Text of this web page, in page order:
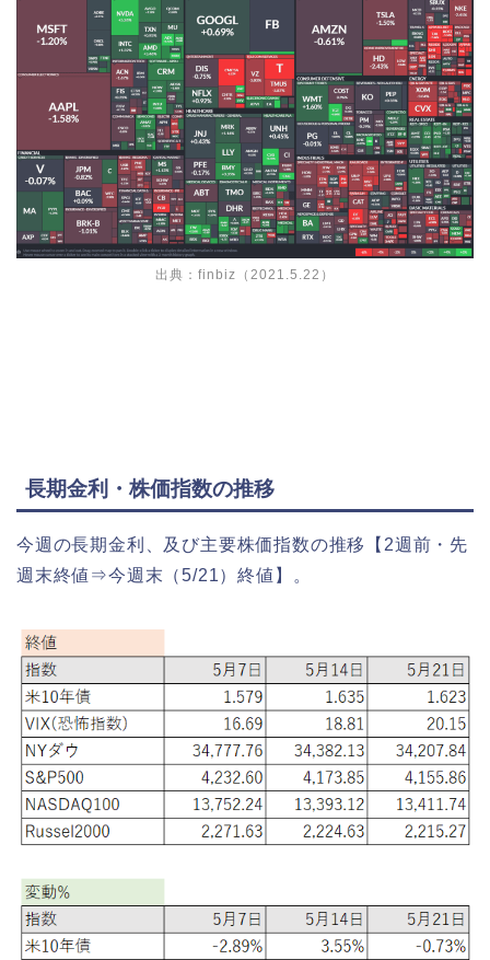
出典： finbiz （2021.5.22）
長期金利・株価指数の推移
今週の長期金利、及び主要株価指数の推移【2週前・先
週末終値⇒今週末（5/21）終値】。